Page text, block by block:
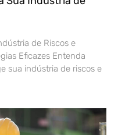
de Riscos e
Eficazes Entenda
sua indústria de riscos e